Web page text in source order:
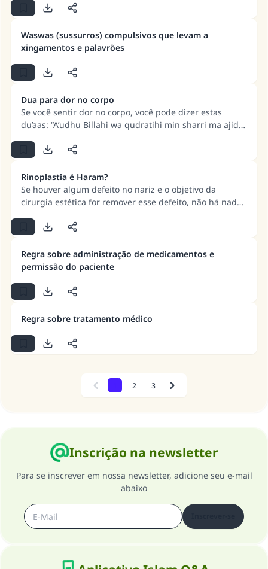
como alimento ou bebida. Se não tiver efeito quando
permitido usá-los, comê-los ou bebê-los.
Waswas (sussurros) compulsivos que levam a
xingamentos e palavrões
Dua para dor no corpo
Se você sentir dor no corpo, você pode dizer estas
du’aas: “A’udhu Billahi wa qudratihi min sharri ma ajidu
ash-Shafi, la shifa illa shifauka shifa-an la yughadiru
Rinoplastia é Haram?
Se houver algum defeito no nariz e o objetivo da
cirurgia estética for remover esse defeito, não há nada
se o objetivo é simplesmente torná-lo mais bonito, não
Regra sobre administração de medicamentos e
permissão do paciente
Regra sobre tratamento médico
Previous 2 3 Next
Inscrição na newsletter
Para se inscrever em nossa newsletter, adicione seu e-mail
abaixo
A resposta n° 110845 salvou um
Ajude-nos a responder à Ummah
O Profeta ﷺ disse,
que é bom receberá a mesma recompensa
(MUSLIM, 1893)